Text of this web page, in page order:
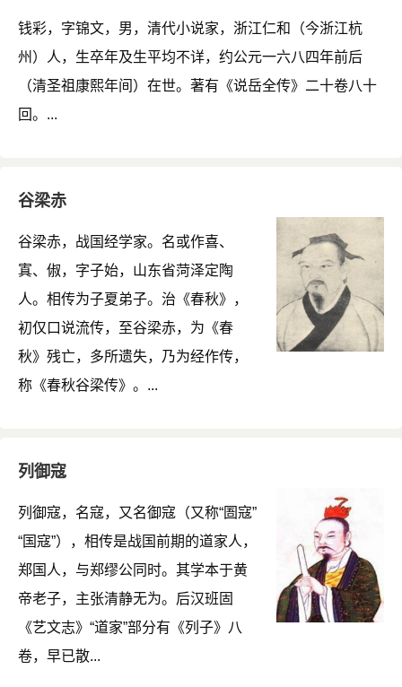
钱彩，字锦文，男，清代小说家，浙江仁和（今浙江杭
州）人，生卒年及生平均不详，约公元一六八四年前后
（清圣祖康熙年间）在世。著有《说岳全传》二十卷八十
回。...
谷梁赤
谷梁赤，战国经学家。名或作喜、
寘、俶，字子始，山东省菏泽定陶
人。相传为子夏弟子。治《春秋》，
初仅口说流传，至谷梁赤，为《春
秋》残亡，多所遗失，乃为经作传，
称《春秋谷梁传》。...
列御寇
列御寇，名寇，又名御寇（又称“圄寇”
“国寇”），相传是战国前期的道家人，
郑国人，与郑缪公同时。其学本于黄
帝老子，主张清静无为。后汉班固
《艺文志》“道家”部分有《列子》八
卷，早已散...